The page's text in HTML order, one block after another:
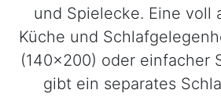
und Spielecke. Eine voll
Küche und
(140x200) oder einfacher
gibt ein separates